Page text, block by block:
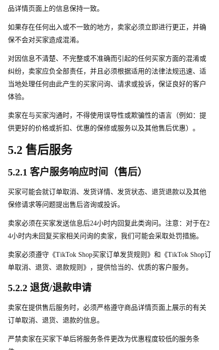
品详情页面上的信息保持一致。
如果存在任何出入或不一致的地方，卖家必须立即进行更正，并确
保不会对买家造成混淆。
对因信息不清楚、不完整或不准确而引起的任何买家方面的混淆或
纠纷，卖家应负全部责任，并且必须根据适用的法律法规迅速、适
当地处理任何由此产生的买家问询、请求或投诉，保证良好的客户
体验。
卖家在与买家沟通时，不得使用误导性或欺骗性的语言（例如：提
供更好的价格或折扣、优惠的保修或服务以及其他售后优惠）。
5.2 售后服务
5.2.1 客户服务响应时间（售后）
买家可能会就订单取消、发货详情、发货状态、退货退款以及其他
保修请求等问题提出售后咨询或投诉。
卖家必须在买家发送信息后24小时内回复此类询问。注意：对于在2
4小时内未回复买家相关问询的卖家，我们可能会采取处罚措施。
卖家必须遵守《TikTok Shop买家订单发货规则》和《TikTok Shop订
单取消、退货、退款规则》，提供恰当的、优质的客户服务。
5.2.2 退货/退款申请
卖家在提供售后服务时，必须严格遵守商品详情页面上展示的有关
订单取消、退货、退款的信息。
严禁卖家在买家下单后将服务条件更改为优惠程度较低的服务条